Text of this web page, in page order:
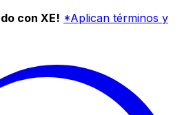
con XE! *Aplican términos y